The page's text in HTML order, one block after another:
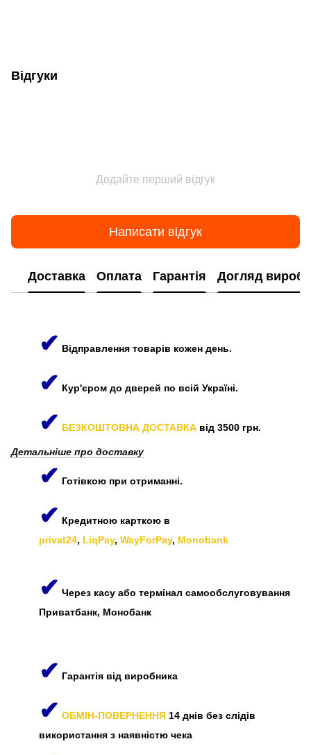
Відгуки
Додайте перший відгук
Написати відгук
Доставка Оплата Гарантія Догляд
✔ Відправлення товарів кожен день.
✔ Кур'єром до дверей по всій Україні.
✔ БЕЗКОШТОВНА ДОСТАВКА від 3500 грн.
Детальніше про доставку
✔ Готівкою при отриманні.
✔ Кредитною карткою в
privat24, LiqPay, WayForPay, Monobank
✔ Через касу або термінал самообслуговування
Приватбанк, Монобанк
✔ Гарантія від виробника
✔ ОБМІН-ПОВЕРНЕННЯ 14 днів без слідів
використання з наявністю чека